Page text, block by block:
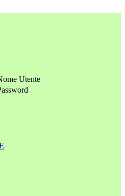
Utente